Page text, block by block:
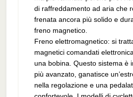
di raffreddamento ad aria che
frenata ancora più solido e
freno magnetico.
Freno elettromagnetico: si
magnetici comandati
una bobina. Questo sistema è
più avanzato, ganatisce
nella regolazione e una